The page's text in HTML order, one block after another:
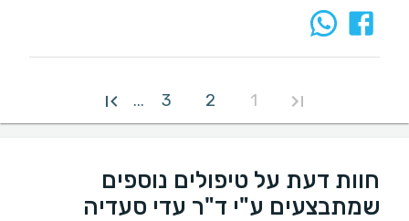
1
2
3
...
חוות דעת על טיפולים נוספים
שמתבצעים ע"י ד"ר עדי סעדיה